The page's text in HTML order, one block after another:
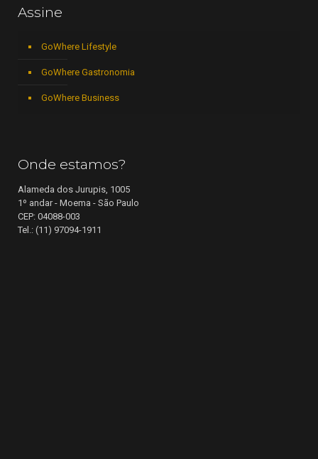
Assine
GoWhere Lifestyle
GoWhere Gastronomia
GoWhere Business
Onde estamos?
Alameda dos Jurupis, 1005
1º andar - Moema - São Paulo
CEP: 04088-003
Tel.: (11) 97094-1911